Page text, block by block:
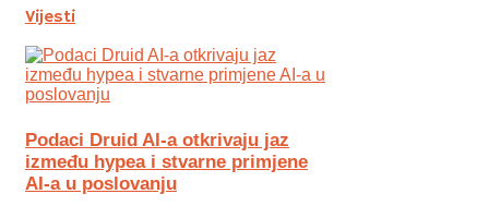
Vijesti
Podaci Druid AI-a otkrivaju jaz
između hypea i stvarne primjene
AI-a u poslovanju